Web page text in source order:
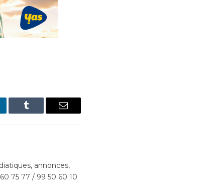
Tumblr Email
annonces,
75 77 / 99 50 60 10